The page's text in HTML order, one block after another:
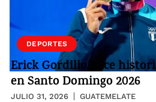
DEPORTES
Erick Gordillo hace
en Santo Domingo 2026
JULIO 31, 2026 GUATEMELATE